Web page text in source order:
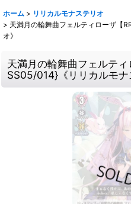
ホーム > リリカルモナステリオ
> 天満月の輪舞曲フェルティローザ【
オ》
天満月の輪舞曲フェルテ
SS05/014}《リリカルモナ